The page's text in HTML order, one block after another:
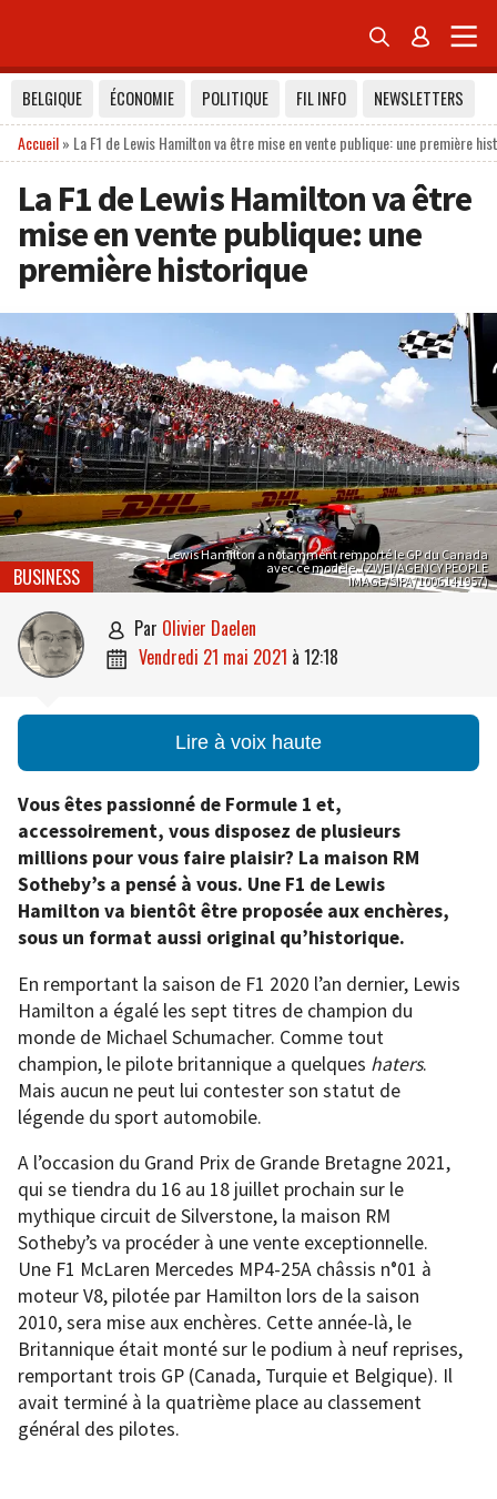
 
BELGIQUE ÉCONOMIE POLITIQUE FIL INFO
NEWSLETTERS
Accueil» La F1 de Lewis Hamilton va être mise en vente publique: une première
La F1 de Lewis Hamilton va être
mise en vente publique: une
première historique
Lewis Hamilton a notamment remporté le GP du Canada
avec ce modèle. (ZWEI/AGENCY PEOPLE
IMAGE/SIPA/1006141957)
BUSINESS
 par Olivier Daelen
 vendredi 21 mai 2021 à 12:18
Lire à voix haute
Vous êtes passionné de Formule 1 et,
accessoirement, vous disposez de plusieurs
millions pour vous faire plaisir? La maison RM
Sotheby’s a pensé à vous. Une F1 de Lewis
Hamilton va bientôt être proposée aux enchères,
sous un format aussi original qu’historique.
En remportant la saison de F1 2020 l’an dernier, Lewis
Hamilton a égalé les sept titres de champion du
monde de Michael Schumacher. Comme tout
champion, le pilote britannique a quelques haters.
Mais aucun ne peut lui contester son statut de
légende du sport automobile.
A l’occasion du Grand Prix de Grande Bretagne 2021,
qui se tiendra du 16 au 18 juillet prochain sur le
mythique circuit de Silverstone, la maison RM
Sotheby’s va procéder à une vente exceptionnelle.
Une F1 McLaren Mercedes MP4-25A châssis n°01 à
moteur V8, pilotée par Hamilton lors de la saison
2010, sera mise aux enchères. Cette année-là, le
Britannique était monté sur le podium à neuf reprises,
remportant trois GP (Canada, Turquie et Belgique). Il
avait terminé à la quatrième place au classement
général des pilotes.